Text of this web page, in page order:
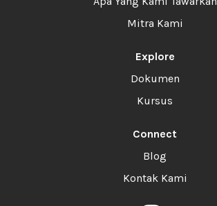
Mitra Kami
Explore
Dokumen
Kursus
Connect
Blog
Kontak Kami